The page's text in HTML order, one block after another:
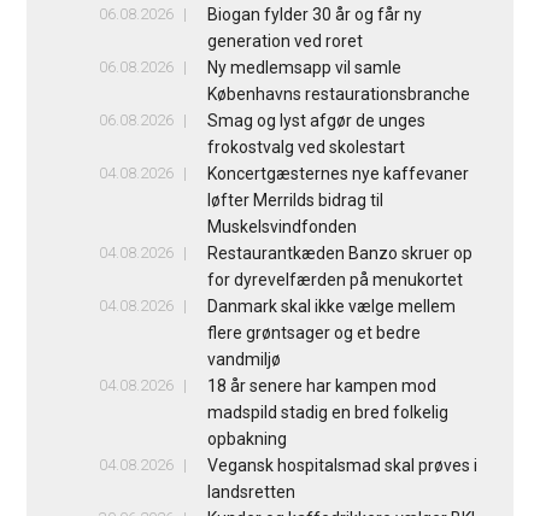
06.08.2026
Biogan fylder 30 år og får ny
generation ved roret
06.08.2026
Ny medlemsapp vil samle
Københavns restaurationsbranche
06.08.2026
Smag og lyst afgør de unges
frokostvalg ved skolestart
04.08.2026
Koncertgæsternes nye kaffevaner
løfter Merrilds bidrag til
Muskelsvindfonden
04.08.2026
Restaurantkæden Banzo skruer op
for dyrevelfærden på menukortet
04.08.2026
Danmark skal ikke vælge mellem
flere grøntsager og et bedre
vandmiljø
04.08.2026
18 år senere har kampen mod
madspild stadig en bred folkelig
opbakning
04.08.2026
Vegansk hospitalsmad skal prøves i
landsretten